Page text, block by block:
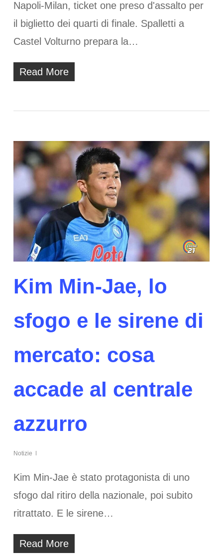
Napoli-Milan, ticket one preso d'assalto per
il biglietto dei quarti di finale. Spalletti a
Castel Volturno prepara la…
Read More
Kim Min-Jae, lo
sfogo e le sirene di
mercato: cosa
accade al centrale
azzurro
Notizie
Kim Min-Jae è stato protagonista di uno
sfogo dal ritiro della nazionale, poi subito
ritrattato. E le sirene…
Read More